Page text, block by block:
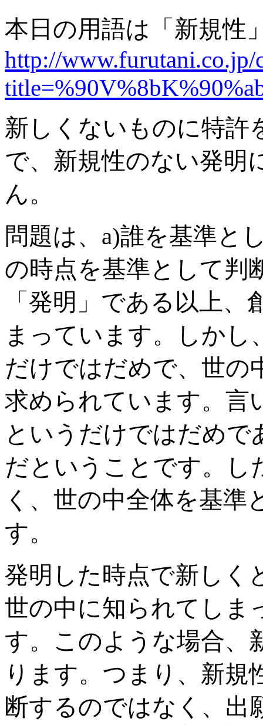
本日の用語は「新規性
http://www.furutani.co.jp/
新しくないものに特許
で、新規性のない発明
ん。
問題は、a)誰を基準と
の時点を基準として判
「発明」である以上
まっています。しか
だけではだめで、世の
求められています。言
というだけではだめで
だということです。し
く、世の中全体を基
す。
発明した時点で新しく
世の中に知られてしま
す。このような場合、
ります。つまり、新規
断するのではなく、出